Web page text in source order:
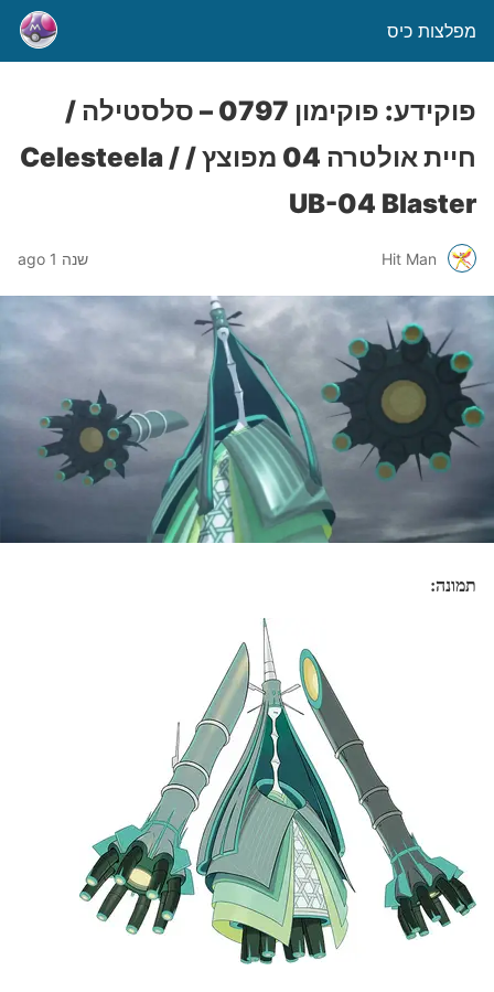
מפלצות כיס
פוקידע: פוקימון 0797 – סלסטילה /
חיית אולטרה 04 מפוצץ / Celesteela /
UB-04 Blaster
Hit Man שנה 1 ago
תמונה: